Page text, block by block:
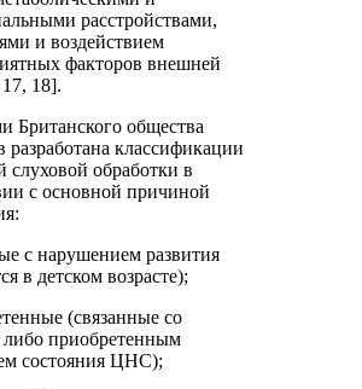
расстройствами,
и воздействием
факторов внешней
18].
Британского общества
разработана классификации
слуховой обработки в
с основной причиной
с нарушением развития
в детском возрасте);
(связанные со
либо приобретенным
состояния ЦНС);